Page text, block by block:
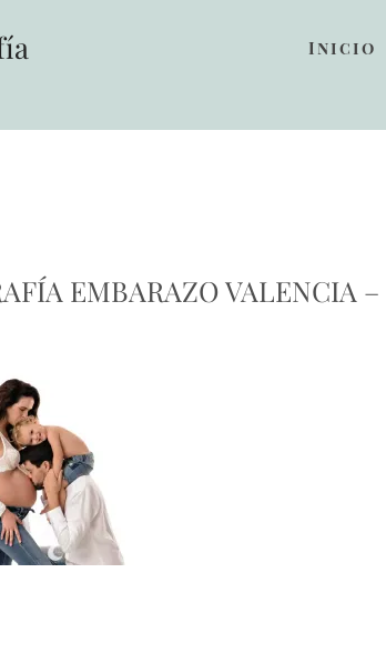
Inicio
EMBARAZO VALENCIA